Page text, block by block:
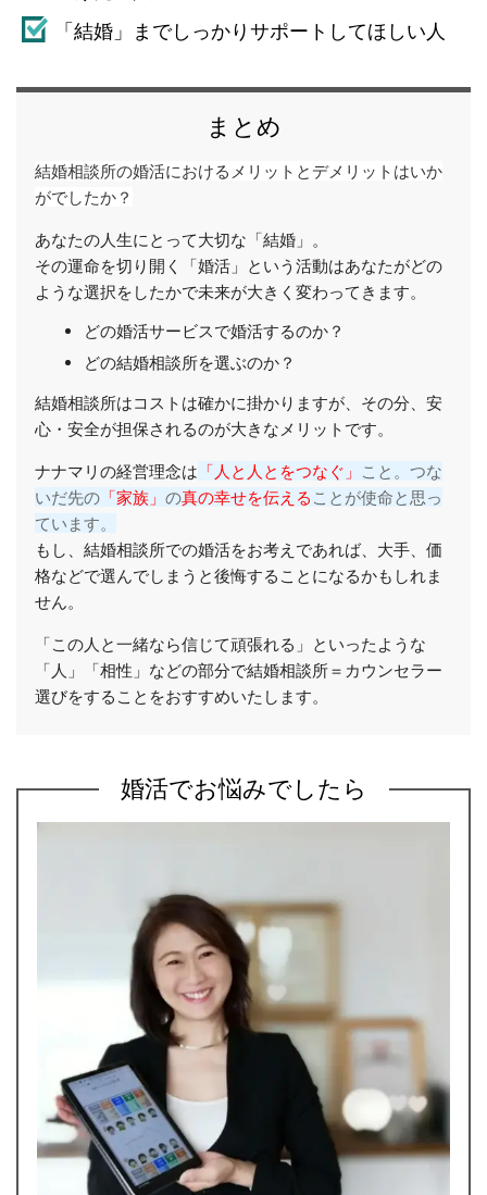
「結婚」までしっかりサポートしてほしい人
まとめ
結婚相談所の婚活におけるメリットとデメリットはいか
がでしたか？
あなたの人生にとって大切な「結婚」。
その運命を切り開く「婚活」という活動はあなたがどの
ような選択をしたかで未来が大きく変わってきます。
どの婚活サービスで婚活するのか？
どの結婚相談所を選ぶのか？
結婚相談所はコストは確かに掛かりますが、その分、安
心・安全が担保されるのが大きなメリットです。
ナナマリの経営理念は 「人と人とをつなぐ」
こと。つな
いだ先の「家族」 の真の幸せを伝える ことが使命と思っ
ています。
もし、結婚相談所での婚活をお考えであれば、大手、価
格などで選んでしまうと後悔することになるかもしれま
せん。
「この人と一緒なら信じて頑張れる」といったような
「人」「相性」などの部分で結婚相談所＝カウンセラー
選びをすることをおすすめいたします。
婚活でお悩みでしたら